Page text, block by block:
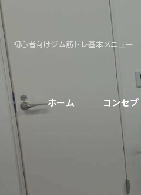
初心者向けジム筋トレ基本メニュー
ホーム コンセプ